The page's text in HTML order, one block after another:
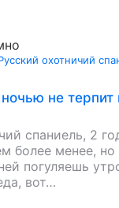
охотничий
не терпит
спаниель, 2
более менее,
погуляешь
вот…